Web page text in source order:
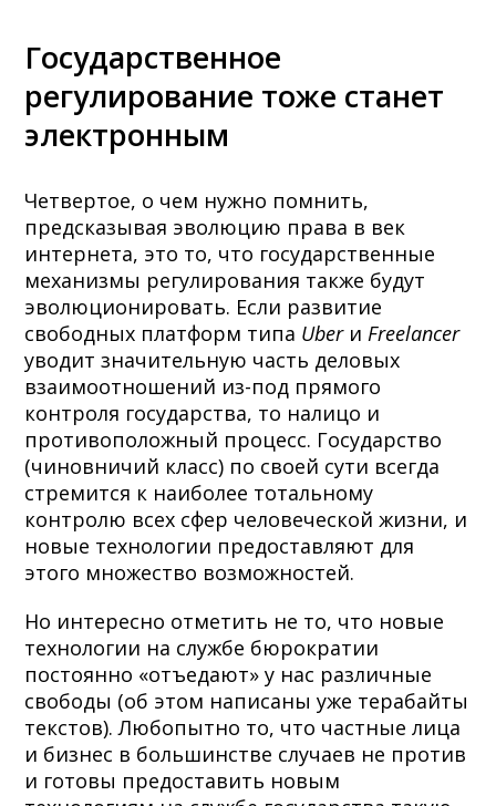
Государственное
регулирование тоже станет
электронным
Четвертое, о чем нужно помнить,
предсказывая эволюцию права в век
интернета, это то, что государственные
механизмы регулирования также будут
эволюционировать. Если развитие
свободных платформ типа Uberи Freelancer
уводит значительную часть деловых
взаимоотношений из-под прямого
контроля государства, то налицо и
противоположный процесс. Государство
(чиновничий класс) по своей сути всегда
стремится к наиболее тотальному
контролю всех сфер человеческой жизни, и
новые технологии предоставляют для
этого множество возможностей.
Но интересно отметить не то, что новые
технологии на службе бюрократии
постоянно «отъедают» у нас различные
свободы (об этом написаны уже терабайты
текстов). Любопытно то, что частные лица
и бизнес в большинстве случаев не против
и готовы предоставить новым